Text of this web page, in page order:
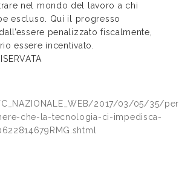
nel mondo del lavoro a chi
escluso. Qui il progresso
penalizzato fiscalmente,
essere incentivato.
2017/03/05/35/
che-la-tecnologia-ci-impedisca-